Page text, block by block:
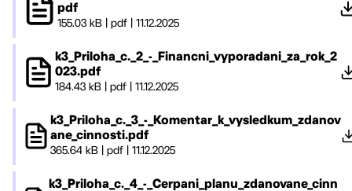
pdf
155.03 kB |pdf |11.12.2025
k3_Priloha_c._2_-_Financni_vyporadani_za_rok_2
023.pdf
184.43 kB| pdf| 11.12.2025
k3_Priloha_c._3_-_Komentar_k_vysledkum_zdanov
ane_cinnosti.pdf
365.64 kB| pdf| 11.12.2025
k3_Priloha_c._4_-_Cerpani_planu_zdanovane_cinn